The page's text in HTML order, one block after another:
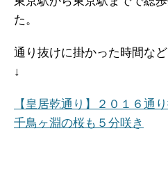
た。
通り抜けに掛かった時間な
↓
【皇居乾通り】２０１６通
千鳥ヶ淵の桜も５分咲き